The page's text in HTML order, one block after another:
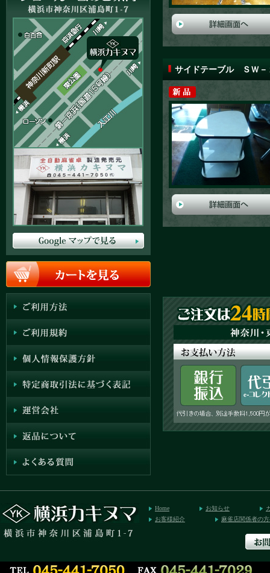
サイドテーブル ＳＷ－
Home お知らせ
お客様紹介
麻雀店関係者の